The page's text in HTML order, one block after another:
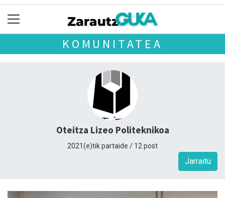
KOMUNITATEA
Oteitza Lizeo Politeknikoa
2021(e)tik partaide / 12 post
Jarraitu